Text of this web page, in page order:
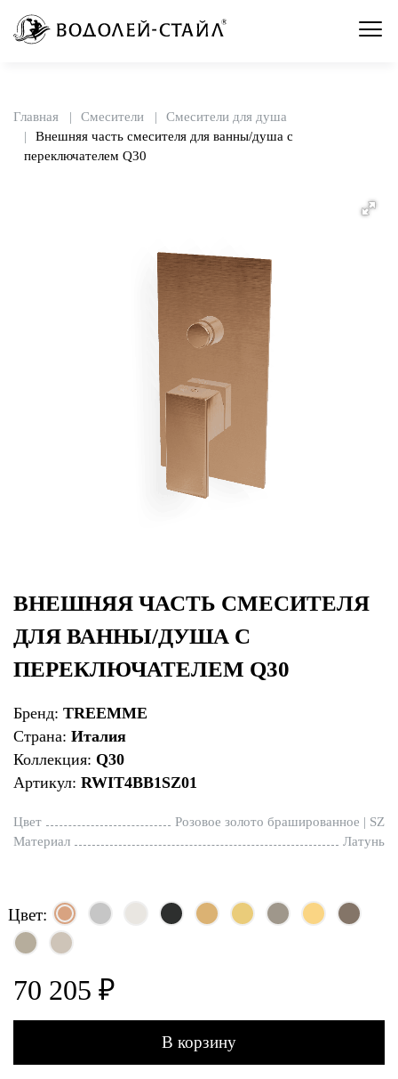
Главная Смесители
Смесители для душа
Внешняя часть смесителя для ванны/душа с
переключателем Q30
ВНЕШНЯЯ ЧАСТЬ СМЕСИТЕЛЯ
ДЛЯ ВАННЫ/ДУША С
ПЕРЕКЛЮЧАТЕЛЕМ Q30
Бренд: TREEMME
Страна: Италия
Коллекция: Q30
Артикул: RWIT4BB1SZ01
Цвет
Розовое золото брашированное | SZ
Материал
Латунь
Цвет:
70 205 ₽
В корзину